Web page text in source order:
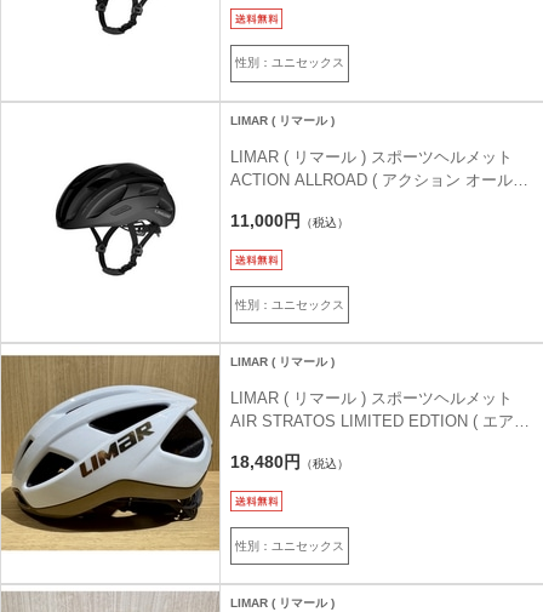
性別：ユニセックス
LIMAR ( リマール )
LIMAR ( リマール ) スポーツヘルメット
ACTION ALLROAD ( アクション オールロ
11,000円 （税込）
性別：ユニセックス
LIMAR ( リマール )
LIMAR ( リマール ) スポーツヘルメット
AIR STRATOS LIMITED EDTION ( エアー
スホワイトゴールド L ( 57-61cm )
18,480円 （税込）
性別：ユニセックス
LIMAR ( リマール )